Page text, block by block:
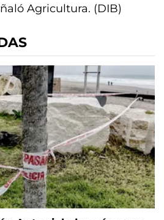
Agricultura. (DIB)